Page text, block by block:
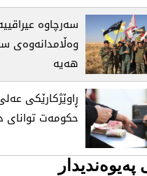
سەرچاوە
وەڵامدانەوەی
هەیە
ڕاوێژکارێکی
حکومەت توانای